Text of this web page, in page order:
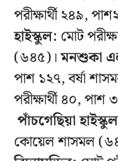
পরীক্ষার্থী ২৪৯,
হাইস্কুল: মোট
(৬৪৫)।মনশুকা
পাশ ১২৭, বর্ষা
পরীক্ষার্থী ৪০,
পাঁচগেছিয়া
কোয়েল শাসমল